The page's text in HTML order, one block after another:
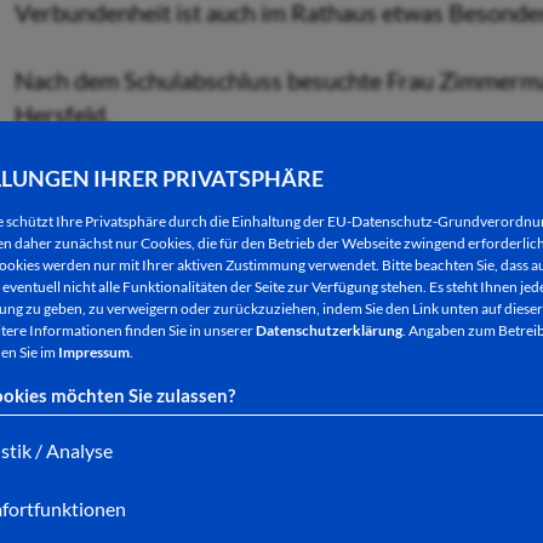
IHRER PRIVATSPHÄRE
schützt Ihre Privatsphäre durch die Einhaltung der EU-Datenschutz-
daher zunächst nur Cookies, die für den Betrieb der Webseite zwingend
werden nur mit Ihrer aktiven Zustimmung verwendet. Bitte beachten Sie, dass
nicht alle Funktionalitäten der Seite zur Verfügung stehen. Es steht Ihnen
zu geben, zu verweigern oder zurückzuziehen, indem Sie den Link unten auf
Informationen finden Sie in unsererDatenschutzerklärung. Angaben zum
Sie im Impressum.
möchten Sie zulassen?
/ Analyse
Verbundenheit ist auch im Rathaus etwas
Nach dem Schulabschluss besuchte Frau
Hersfeld.
1970 trat sie als Auszubildende für den Beruf
Hersfeld. Zwei Jahre später, nach bestandener
und in der Stadtkämmerei eingesetzt.
Zwischen 1988 und 1990 hat Frau Zimmermann
erfolgreich bestanden. Mehr Wissen, mehr
Steuerwesen der Stadtkämmerei übertragen.
Ab 1993 gab es eine weitere Phase der
zwei Jahre später auch den
mit der Prüfung als Verwaltungsfachwirtin ab.